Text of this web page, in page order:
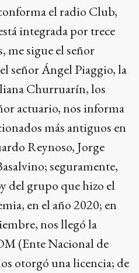
el radio Club,
integrada por trece
me sigue el señor
señor Ángel Piaggio, la
Churruarín, los
actuario, nos informa
más antiguos en
Reynoso, Jorge
seguramente,
del grupo que hizo el
en el año 2020; en
nos llegó la
(Ente Nacional de
otorgó una licencia; de